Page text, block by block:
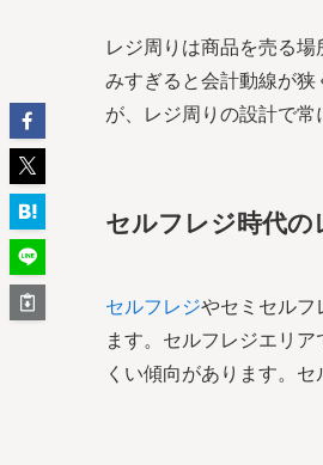
レジ周りは商品を売る
みすぎると会計動線が
が、レジ周りの設計で常
セルフレジ時代
セルフレジやセミセルフ
ます。セルフレジエリ
くい傾向があります。